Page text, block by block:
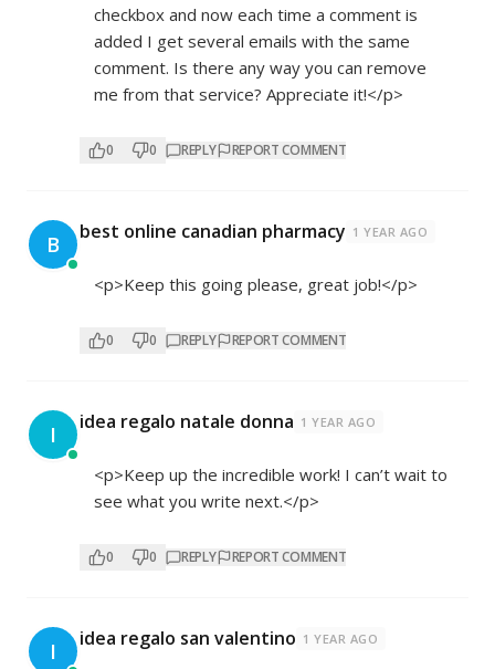
checkbox and now each time a comment is
added I get several emails with the same
comment. Is there any way you can remove
me from that service? Appreciate it!</p>
0 0 REPLY REPORT COMMENT
B best online canadian pharmacy 1 YEAR AGO
<p>Keep this going please, great job!</p>
0 0 REPLY REPORT COMMENT
I idea regalo natale donna 1 YEAR AGO
<p>Keep up the incredible work! I can’t wait to
see what you write next.</p>
0 0 REPLY REPORT COMMENT
I idea regalo san valentino 1 YEAR AGO